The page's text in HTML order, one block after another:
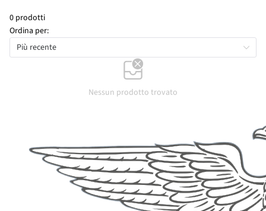
0 prodotti
Ordina per:
Più recente
Nessun prodotto trovato